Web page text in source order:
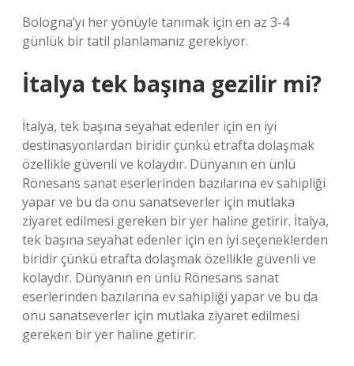
Bologna’yı her yönüyle tanımak için en az 3-4
günlük bir tatil planlamanız gerekiyor.
İtalya tek başına gezilir mi?
İtalya, tek başına seyahat edenler için en iyi
destinasyonlardan biridir çünkü etrafta dolaşmak
özellikle güvenli ve kolaydır. Dünyanın en ünlü
Rönesans sanat eserlerinden bazılarına ev sahipliği
yapar ve bu da onu sanatseverler için mutlaka
ziyaret edilmesi gereken bir yer haline getirir. İtalya,
tek başına seyahat edenler için en iyi seçeneklerden
biridir çünkü etrafta dolaşmak özellikle güvenli ve
kolaydır. Dünyanın en ünlü Rönesans sanat
eserlerinden bazılarına ev sahipliği yapar ve bu da
onu sanatseverler için mutlaka ziyaret edilmesi
gereken bir yer haline getirir.